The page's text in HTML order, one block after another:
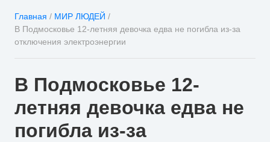
Главная / МИР ЛЮДЕЙ /
В Подмосковье 12-летняя девочка едва не погибла из-за
отключения электроэнергии
В Подмосковье 12-
летняя девочка едва не
погибла из-за